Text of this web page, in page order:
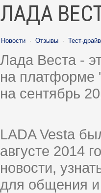
ЛАДА
Новости · Отзывы · Тест-
Лада Веста -
на платформе
на сентябрь
LADA Vesta
августе 2014
новости,
для общения